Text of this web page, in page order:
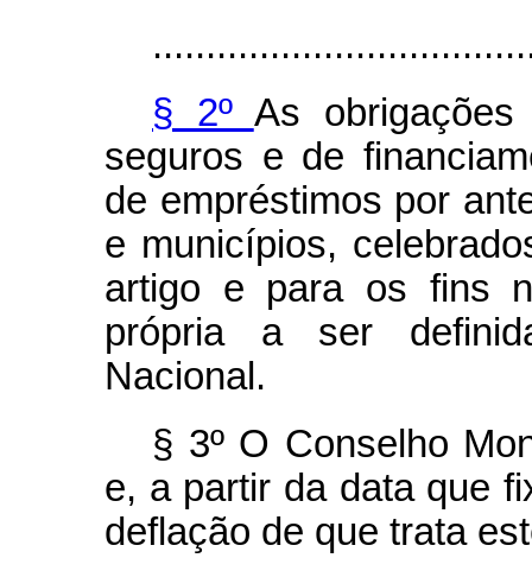
§ 2º As
seguros e de
de empréstimos por
e municípios,
artigo e para os fins
própria a ser
Nacional.
§ 3º O Conselho
e, a partir da data que
deflação de que trata